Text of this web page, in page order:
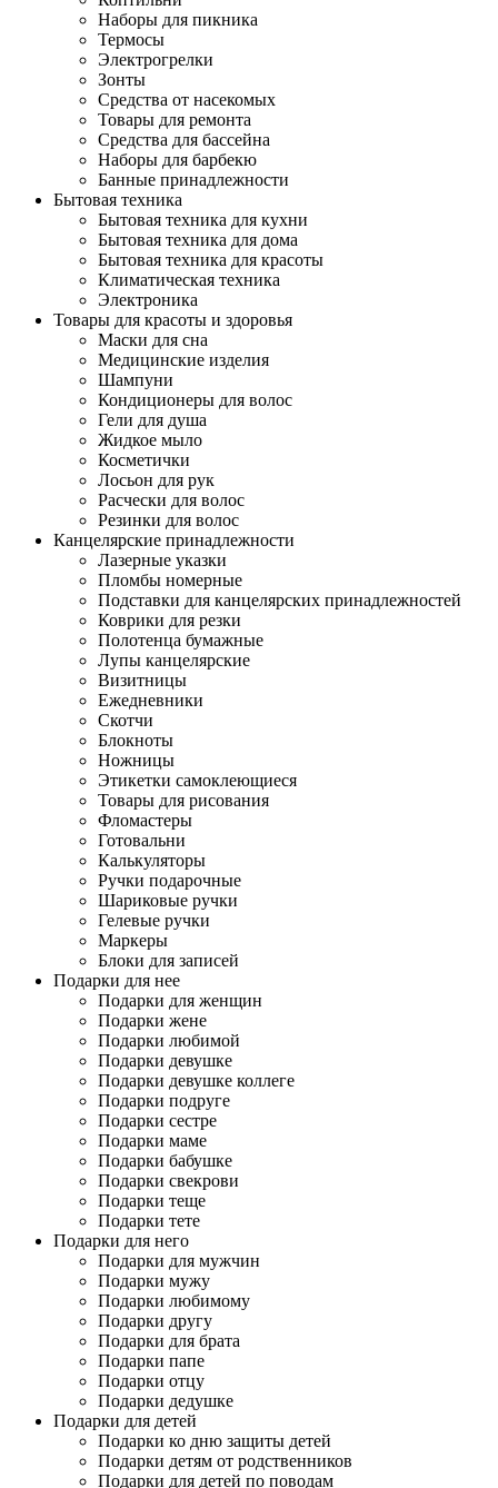
Наборы для пикника
Термосы
Электрогрелки
Зонты
Средства от насекомых
Товары для ремонта
Средства для бассейна
Наборы для барбекю
Банные принадлежности
Бытовая техника
Бытовая техника для кухни
Бытовая техника для дома
Бытовая техника для красоты
Климатическая техника
Электроника
Товары для красоты и здоровья
Маски для сна
Медицинские изделия
Шампуни
Кондиционеры для волос
Гели для душа
Жидкое мыло
Косметички
Лосьон для рук
Расчески для волос
Резинки для волос
Канцелярские принадлежности
Лазерные указки
Пломбы номерные
Подставки для канцелярских принадлежностей
Коврики для резки
Полотенца бумажные
Лупы канцелярские
Визитницы
Ежедневники
Скотчи
Блокноты
Ножницы
Этикетки самоклеющиеся
Товары для рисования
Фломастеры
Готовальни
Калькуляторы
Ручки подарочные
Шариковые ручки
Гелевые ручки
Маркеры
Блоки для записей
Подарки для нее
Подарки для женщин
Подарки жене
Подарки любимой
Подарки девушке
Подарки девушке коллеге
Подарки подруге
Подарки сестре
Подарки маме
Подарки бабушке
Подарки свекрови
Подарки теще
Подарки тете
Подарки для него
Подарки для мужчин
Подарки мужу
Подарки любимому
Подарки другу
Подарки для брата
Подарки папе
Подарки отцу
Подарки дедушке
Подарки для детей
Подарки ко дню защиты детей
Подарки детям от родственников
Подарки для детей по поводам